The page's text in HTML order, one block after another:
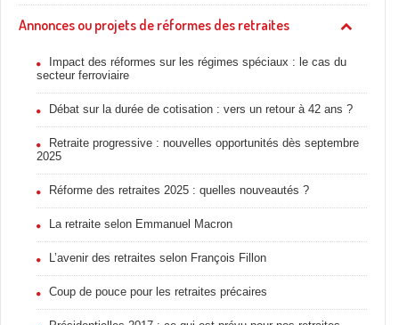
Annonces ou projets de réformes des retraites
Impact des réformes sur les régimes spéciaux : le cas du
secteur ferroviaire
Débat sur la durée de cotisation : vers un retour à 42 ans ?
Retraite progressive : nouvelles opportunités dès septembre
2025
Réforme des retraites 2025 : quelles nouveautés ?
La retraite selon Emmanuel Macron
L’avenir des retraites selon François Fillon
Coup de pouce pour les retraites précaires